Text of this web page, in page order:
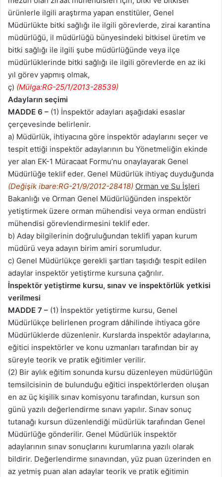
ürünlerle ilgili araştırma yapan enstitüler, Genel
Müdürlükte bitki sağlığı ile ilgili görevlerde, zirai karantina
müdürlüğü, il müdürlüğü bünyesindeki bitkisel üretim ve
bitki sağlığı ile ilgili şube müdürlüğünde veya ilçe
müdürlüklerinde bitki sağlığı ile ilgili görevlerde en az iki
yıl görev yapmış olmak,
ç) (Mülga:RG-25/1/2013-28539)
Adayların seçimi
MADDE 6 – (1) İnspektör adayları aşağıdaki esaslar
çerçevesinde belirlenir.
a) Müdürlük, ihtiyacına göre inspektör adaylarını seçer ve
tespit ettiği inspektör adaylarının bu Yönetmeliğin ekinde
yer alan EK-1 Müracaat Formu’nu onaylayarak Genel
Müdürlüğe teklif eder. Genel Müdürlük ihtiyaç duyduğunda
(Değişik ibare:RG-21/9/2012-28418) Orman ve Su İşleri
Bakanlığı ve Orman Genel Müdürlüğünden inspektör
yetiştirmek üzere orman mühendisi veya orman endüstri
mühendisi görevlendirmesini teklif eder.
b) Aday bilgilerinin doğruluğundan teklifi yapan kurum
müdürü veya adayın birim amiri sorumludur.
c) Genel Müdürlükçe gerekli şartları taşıdığı tespit edilen
adaylar inspektör yetiştirme kursuna çağrılır.
İnspektör yetiştirme kursu, sınav ve inspektörlük yetkisi
verilmesi
MADDE 7 – (1) İnspektör yetiştirme kursu, Genel
Müdürlükçe belirlenen program dâhilinde ihtiyaca göre
Müdürlüklerde düzenlenir. Kurslarda inspektör adaylarına,
eğitici inspektörler ve konu uzmanları tarafından bir ay
süreyle teorik ve pratik eğitimler verilir.
(2) Bir aylık eğitim sonunda kursu düzenleyen müdürlüğün
temsilcisinin de bulunduğu eğitici inspektörlerden oluşan
en az üç kişilik sınav komisyonu tarafından, kursun son
günü yazılı değerlendirme sınavı yapılır. Sınav sonuç
tutanağı kursun düzenlendiği müdürlük tarafından Genel
Müdürlüğe gönderilir. Genel Müdürlük inspektör
adaylarının sınav sonuçlarını kurumlarına yazılı olarak
bildirir. Değerlendirme sınavından, yüz puan üzerinden en
az yetmiş puan alan adaylar teorik ve pratik eğitimin